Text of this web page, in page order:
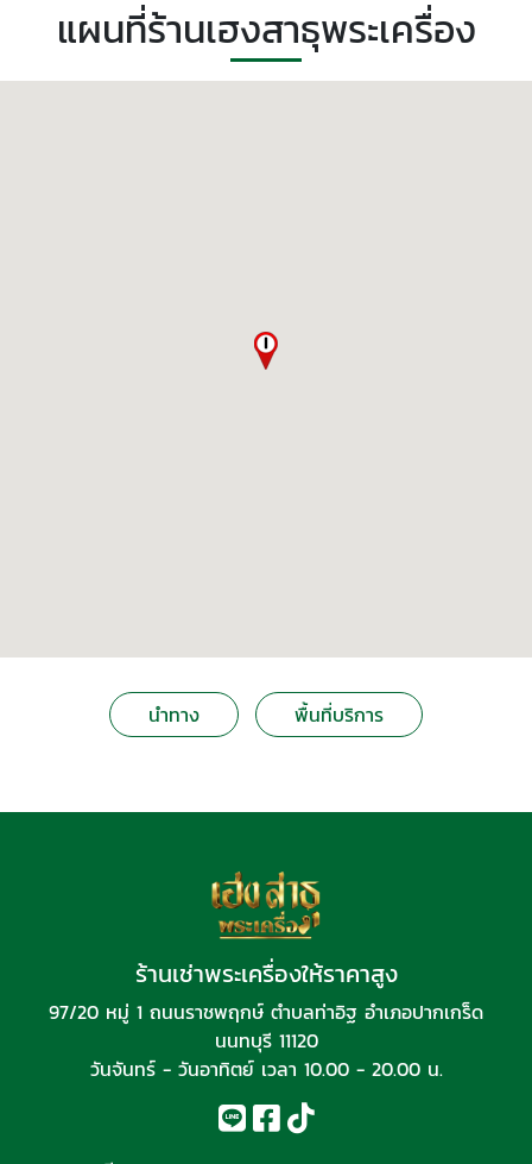
แผนที่ร้านเฮงสาธุพระเครื่อง
นำทาง พื้นที่บริการ
ร้านเช่าพระเครื่องให้ราคาสูง
97/20 หมู่ 1 ถนนราชพฤกษ์ ตำบลท่าอิฐ อำเภอปากเกร็ด
นนทบุรี 11120
วันจันทร์ - วันอาทิตย์ เวลา 10.00 - 20.00 น.